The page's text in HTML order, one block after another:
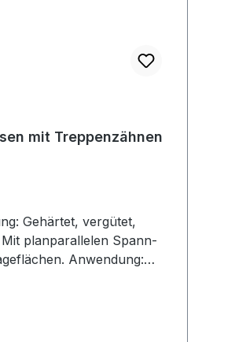
mit Treppenzähnen
Gehärtet, vergütet,
planparallelen Spann-
Anwendung: